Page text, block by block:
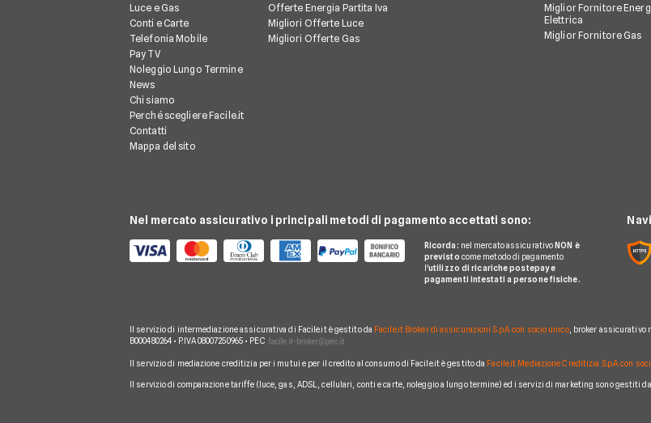
Luce e Gas
Conti e Carte
Telefonia Mobile
Pay TV
Noleggio Lungo Termine
News
Chi siamo
Perché scegliere Facile.it
Contatti
Mappa del sito
Offerte Energia Partita Iva
Migliori Offerte Luce
Migliori Offerte Gas
Miglior Fornitore
Elettrica
Miglior Fornitore Gas
Nel mercato assicurativo i principali metodi di pagamento accettati sono:
Ricorda: nel mercato assicurativo NON è
previsto come metodo di pagamento
l'utilizzo di ricariche postepay e
pagamenti intestati a persone fisiche.
Il servizio di intermediazione assicurativa di Facile.it è gestito da Facile.it Broker di assicurazioni S.p.A. con socio unico, broker assicurativo
B000480264 • P.IVA 08007250965 • PEC
Il servizio di mediazione creditizia per i mutui e per il credito al consumo di Facile.it è gestito da Facile.it Mediazione Creditizia S.p.A. con
Il servizio di comparazione tariffe (luce, gas, ADSL, cellulari, conti e carte, noleggio a lungo termine) ed i servizi di marketing sono gestiti da